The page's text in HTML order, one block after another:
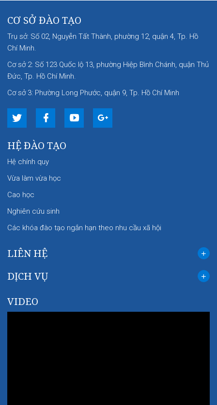
CƠ SỞ ĐÀO TẠO
Trụ sở: Số 02, Nguyễn Tất Thành, phường 12, quận 4, Tp. Hồ
Chí Minh.
Cơ sở 2: Số 123 Quốc lộ 13, phường Hiệp Bình Chánh, quận Thủ
Đức, Tp. Hồ Chí Minh.
Cơ sở 3: Phường Long Phước, quận 9, Tp. Hồ Chí Minh
HỆ ĐÀO TẠO
Hệ chính quy
Vừa làm vừa học
Cao học
Nghiên cứu sinh
Các khóa đào tạo ngắn hạn theo nhu cầu xã hội
LIÊN HỆ
DỊCH VỤ
VIDEO